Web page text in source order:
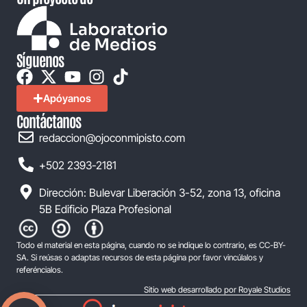
Síguenos
Apóyanos
Contáctanos
redaccion@ojoconmipisto.com
+502 2393-2181
Dirección: Bulevar Liberación 3-52, zona 13, oficina
5B Edificio Plaza Profesional
Todo el material en esta página, cuando no se indique lo contrario, es CC-BY-
SA. Si reúsas o adaptas recursos de esta página por favor vincúlalos y
referéncialos.
Sitio web desarrollado por Royale Studios